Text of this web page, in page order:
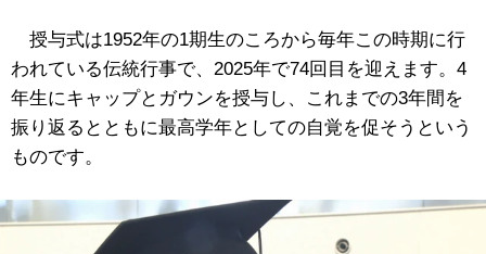
授与式は1952年の1期生のころから毎年この時期に行
われている伝統行事で、2025年で74回目を迎えます。4
年生にキャップとガウンを授与し、これまでの3年間を
振り返るとともに最高学年としての自覚を促そうという
ものです。